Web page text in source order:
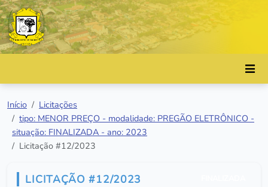
Início
Licitações
tipo: MENOR PREÇO - modalidade: PREGÃO ELETRÔNICO -
situação: FINALIZADA - ano: 2023
Licitação #12/2023
LICITAÇÃO #12/2023